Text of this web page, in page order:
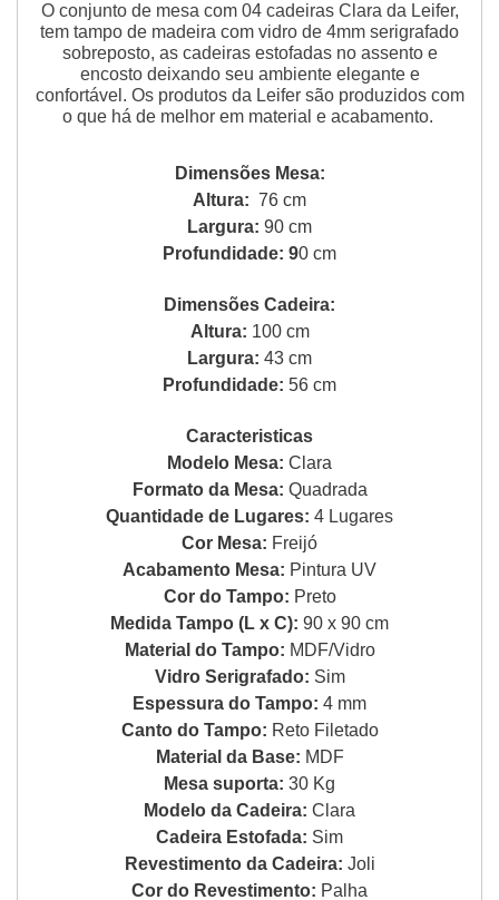
O conjunto de mesa com 04 cadeiras Clara da Leifer,
tem tampo de madeira com vidro de 4mm serigrafado
sobreposto, as cadeiras estofadas no assento e
encosto deixando seu ambiente elegante e
confortável. Os produtos da Leifer são produzidos com
o que há de melhor em material e acabamento.
Dimensões Mesa:
Altura: 76 cm
Largura: 90 cm
Profundidade: 90 cm
Dimensões Cadeira:
Altura: 100 cm
Largura: 43 cm
Profundidade: 56 cm
Caracteristicas
Modelo Mesa: Clara
Formato da Mesa: Quadrada
Quantidade de Lugares: 4 Lugares
Cor Mesa: Freijó
Acabamento Mesa: Pintura UV
Cor do Tampo: Preto
Medida Tampo (L x C): 90 x 90 cm
Material do Tampo: MDF/Vidro
Vidro Serigrafado: Sim
Espessura do Tampo: 4 mm
Canto do Tampo: Reto Filetado
Material da Base: MDF
Mesa suporta: 30 Kg
Modelo da Cadeira: Clara
Cadeira Estofada: Sim
Revestimento da Cadeira: Joli
Cor do Revestimento: Palha